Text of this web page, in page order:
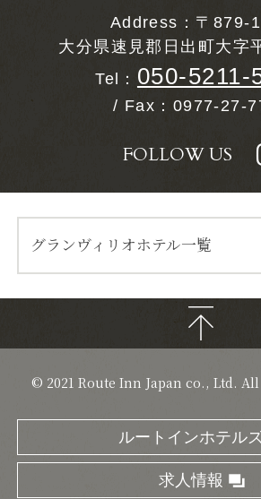
Address：〒879-
大分県速見郡日出町大字
Tel： 050-5211-
/ Fax：0977-27-
FOLLOW US
グランヴィリオホテル一覧
© 2021 Route Inn Japan co., Ltd.
ルートインホテル
求人情報
にクッキーを使用しています。
当ウェブサイトの利用を継続されるこ
ポリシーに記載されているクッキー